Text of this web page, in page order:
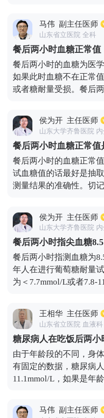
糖后两小时的血糖大于
的诊断。可以用胰岛素治
马伟 副主任医师
山东省立医院 全科
餐后两小时血糖正常值
餐后两小时的血糖为医
如果此时血糖不在正常
或者糖耐量受损。餐后
范围内，就需要控制饮
果其血糖值大于
病。为了防止糖尿病的
锻炼。
侯为开 主任医师
山东大学齐鲁医院
餐后两小时血糖正常值
餐后两小时的血糖正常
试血糖值的话最好是抽
测量结果的准确性。切
致监测到的血糖值出现
监测的设备也会影响结
行日常血糖监测的话，
者一定要抽取静脉血来
范围内就不会有太大问
侯为开 主任医师
山东大学齐鲁医院
餐后两小时指尖血糖8.5
餐后两小时指测血糖为
年人在进行葡萄糖耐量
为＜7.7mmol/L或者7.8-
尿病症状比如多尿、多
明可能就患有了糖尿病
糖的一种方法，不能够
去医院抽静脉血检测空
以此判定血糖是否是正
王相华 主任医师
山东省立医院 血液科
糖尿病人在吃饭后两小
由于年龄段的不同，身
有固定的数据，糖尿病
11.1mmol/L，如果是年
还有降糖药的不同都会
响。在日常生活中，糖
马伟 副主任医师